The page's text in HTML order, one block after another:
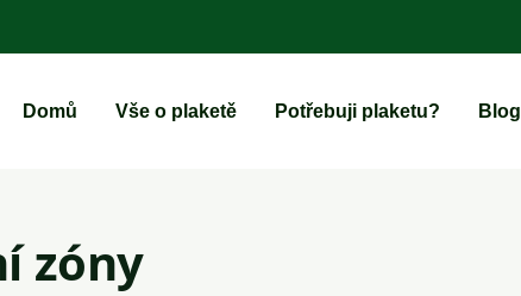
Domů Vše o plaketě Potřebuji plaketu? Blog
zóny